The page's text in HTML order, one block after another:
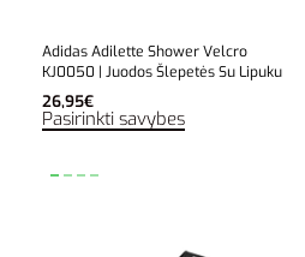
Adidas Adilette Shower Velcro
KJ0050 | Juodos Šlepetės Su Lipuku
26,95€
Pasirinkti savybes